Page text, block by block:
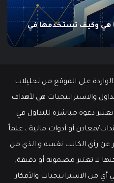
على الموقع من تحليلات
والاستراتيجيات هي لأهداف
دعوة مباشرة للتداول في
معادن أو أدوات مالية ، علماً
عن رأي الكاتب نفسه و الذي من
لا تعتبر مضمونة أو دقيقة,
أي من الاستراتيجيات والأفكار